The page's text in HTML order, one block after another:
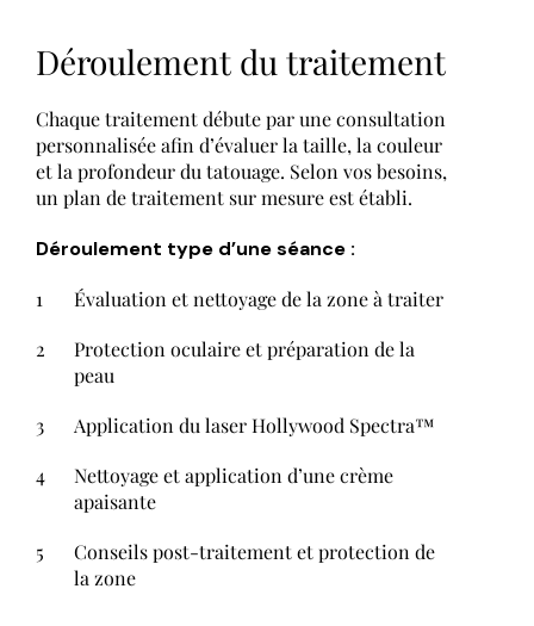
Déroulement du traitement
Chaque traitement débute par une consultation
personnalisée afin d’évaluer la taille, la couleur
et la profondeur du tatouage. Selon vos besoins,
un plan de traitement sur mesure est établi.
Déroulement type d’uneséance :
Évaluation et nettoyage de la zone à traiter
Protection oculaire et préparation de la
peau
Application du laser Hollywood Spectra™
Nettoyage et application d’une crème
apaisante
Conseils post-traitement et protection de
la zone